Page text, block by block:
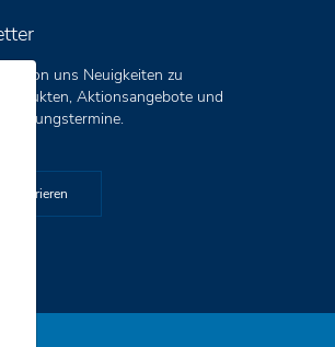
von uns Neuigkeiten zu
Produkten, Aktionsangebote und
registrieren